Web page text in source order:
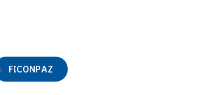
FICONPAZ